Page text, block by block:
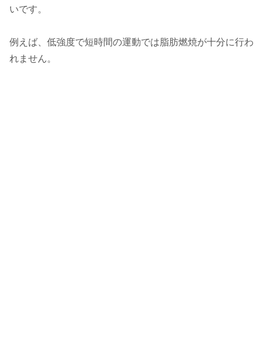
いです。
例えば、低強度で短時間の運動では脂肪燃焼が十分に行わ
れません。